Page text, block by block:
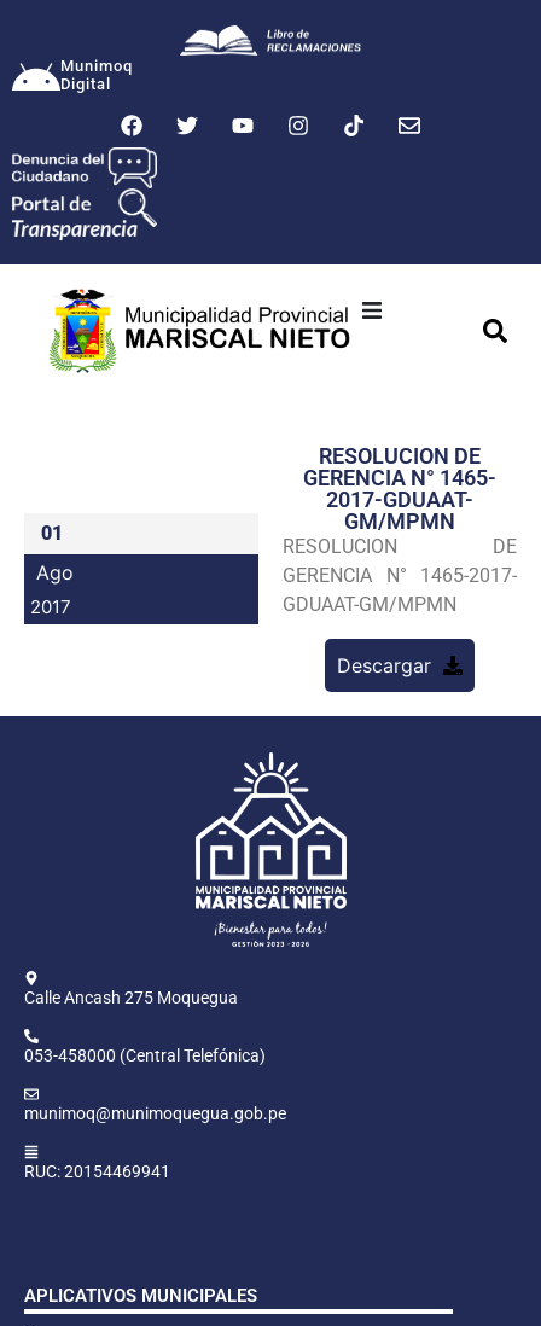
Munimoq
Digital
Transparencia
Seguridad
Programas
01
Ago
2017
RESOLUCION DE
GERENCIA N° 1465-
2017-GDUAAT-
GM/MPMN
RESOLUCION DE
GERENCIA N° 1465-2017-
GDUAAT-GM/MPMN
Descargar
Calle Ancash 275 Moquegua
053-458000 (Central Telefónica)
munimoq@munimoquegua.gob.pe
RUC: 20154469941
APLICATIVOS MUNICIPALES